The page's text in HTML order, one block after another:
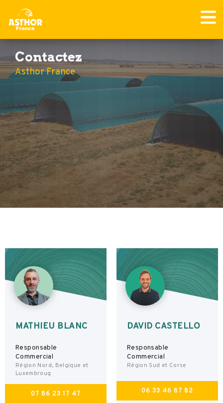
Contactez
Asthor France
MATHIEU BLANC
Responsable
Commercial
Région Nord, Belgique et
Luxembroug
07 86 23 17 47
DAVID CASTELLO
Responsable
Commercial
Région Sud et Corse
06 33 46 87 82